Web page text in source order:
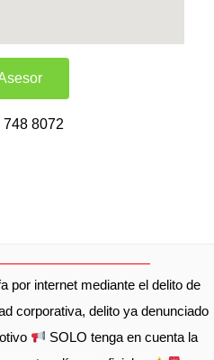
748 8072
por internet mediante el delito de
corporativa, delito ya denunciado
SOLO tenga en cuenta la